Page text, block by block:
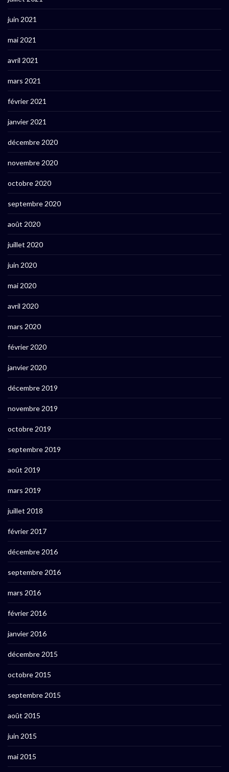
juin 2021
mai 2021
avril 2021
mars 2021
février 2021
janvier 2021
décembre 2020
novembre 2020
octobre 2020
septembre 2020
août 2020
juillet 2020
juin 2020
mai 2020
avril 2020
mars 2020
février 2020
janvier 2020
décembre 2019
novembre 2019
octobre 2019
septembre 2019
août 2019
mars 2019
juillet 2018
février 2017
décembre 2016
septembre 2016
mars 2016
février 2016
janvier 2016
décembre 2015
octobre 2015
septembre 2015
août 2015
juin 2015
mai 2015